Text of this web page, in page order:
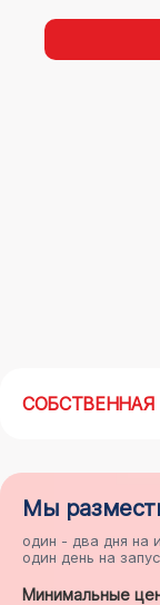
СОБСТВЕННАЯ
Мы
один - два дня на
один день на
Минимальные